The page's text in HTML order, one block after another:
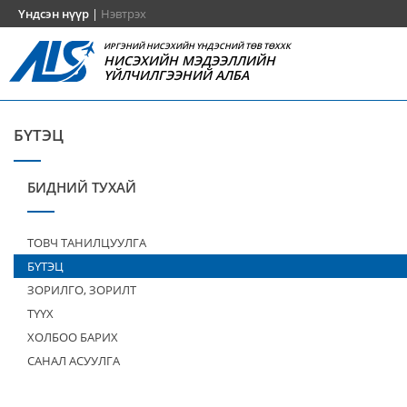
Үндсэн нүүр | Нэвтрэх
ИРГЭНИЙ НИСЭХИЙН ҮНДЭСНИЙ ТӨВ ТӨХХК
НИСЭХИЙН МЭДЭЭЛЛИЙН
ҮЙЛЧИЛГЭЭНИЙ АЛБА
БҮТЭЦ
БИДНИЙ ТУХАЙ
ТОВЧ ТАНИЛЦУУЛГА
БҮТЭЦ
ЗОРИЛГО, ЗОРИЛТ
ТҮҮХ
ХОЛБОО БАРИХ
САНАЛ АСУУЛГА